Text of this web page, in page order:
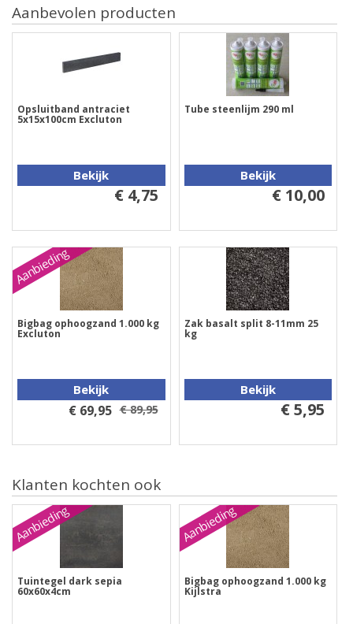
Aanbevolen producten
Opsluitband antraciet
5x15x100cm Excluton
Bekijk
€ 4,75
Tube steenlijm 290 ml
Bekijk
€ 10,00
Aanbieding
Bigbag ophoogzand 1.000 kg
Excluton
Bekijk
€ 69,95 € 89,95
Zak basalt split 8-11mm 25
kg
Bekijk
€ 5,95
Klanten kochten ook
Aanbieding
Tuintegel dark sepia
60x60x4cm
Aanbieding
Bigbag ophoogzand 1.000 kg
Kijlstra